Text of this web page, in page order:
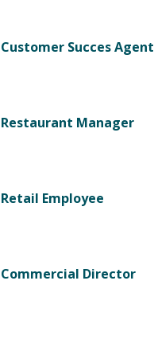
Customer Succes Agent
Restaurant Manager
Retail Employee
Commercial Director